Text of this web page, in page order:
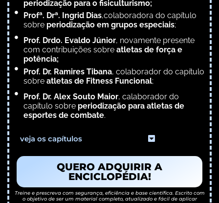
periodização para o fisiculturismo;
Profª. Drª. Ingrid Dias,colaboradora do capítulo
sobre periodização em grupos especiais;
Prof. Drdo. Evaldo Júnior, novamente presente
com contribuições sobre atletas de força e
potência;
Prof. Dr. Ramires Tibana, colaborador do capítulo
sobre atletas de Fitness Funcional;
Prof. Dr. Alex Souto Maior, calaborador do
capítulo sobre periodização para atletas de
esportes de combate.
veja os capítulos
QUERO ADQUIRIR A
ENCICLOPÉDIA!
Treine e prescreva com segurança, eficiência e base científica. Escrito com
o objetivo de ser um material completo, atualizado e fácil de aplicar